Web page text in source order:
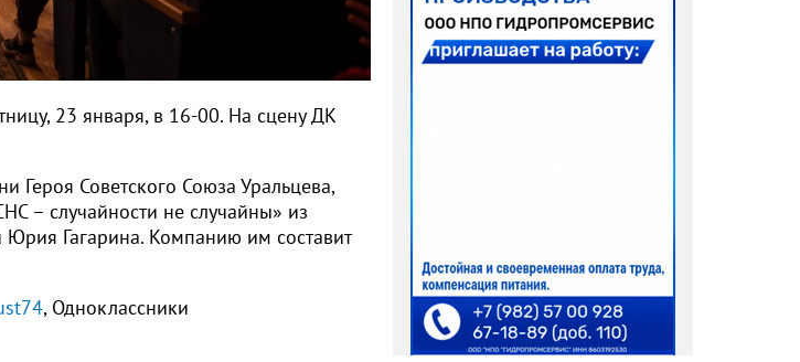
23 января, в 16-00. На сцену ДК
Советского Союза Уральцева,
– случайности не случайны» из
Гагарина. Компанию им составит
, Одноклассники